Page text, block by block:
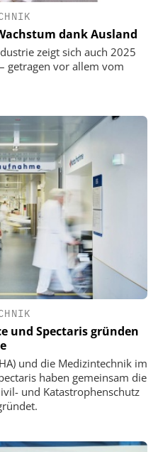
dank Ausland
zeigt sich auch 2025
getragen vor allem vom
und Spectaris gründen
und die Medizintechnik im
haben gemeinsam die
und Katastrophenschutz